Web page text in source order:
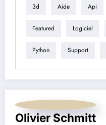
3d Aide Api
Featured Logiciel
Python Support
Olivier Schmitt